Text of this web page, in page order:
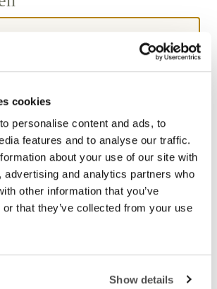
cookies
personalise content and ads, to
features and to analyse our traffic.
about your use of our site with
advertising and analytics partners who
other information that you’ve
that they’ve collected from your use
Show details
1–2 werkdagen
vanaf € 20,-